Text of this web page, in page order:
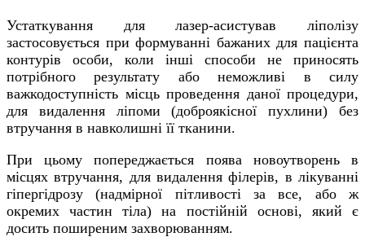
Устаткування для лазер-асистував ліполізу
застосовується при формуванні бажаних для пацієнта
контурів особи, коли інші способи не приносять
потрібного результату або неможливі в силу
важкодоступність місць проведення даної процедури,
для видалення ліпоми (доброякісної пухлини) без
втручання в навколишні її тканини.
При цьому попереджається поява новоутворень в
місцях втручання, для видалення філерів, в лікуванні
гіпергідрозу (надмірної пітливості за все, або ж
окремих частин тіла) на постійній основі, який є
досить поширеним захворюванням.